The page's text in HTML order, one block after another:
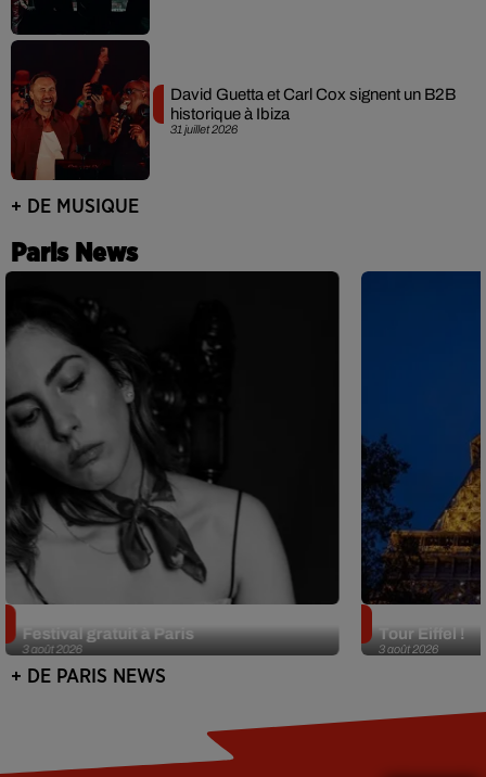
31 juillet 2026
David Guetta et Carl Cox signent un B2B
historique à Ibiza
+ DE MUSIQUE
Paris News
3 août 2026
Festival gratuit à Paris
3 août 2026
Tour Eiffel !
+ DE PARIS NEWS